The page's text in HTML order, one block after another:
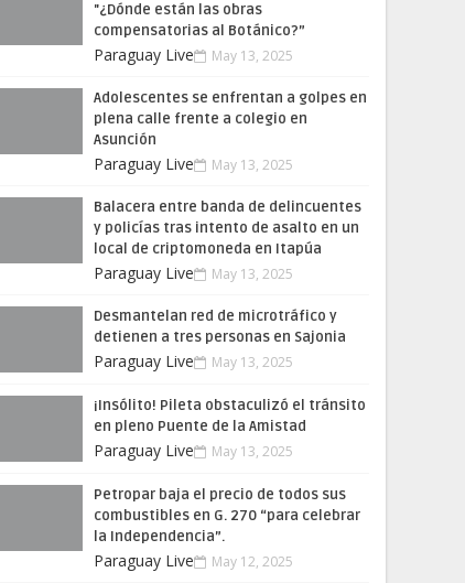
"¿Dónde están las obras
compensatorias al Botánico?”
Paraguay Live May 13, 2025
Adolescentes se enfrentan a golpes en
plena calle frente a colegio en
Asunción
Paraguay Live May 13, 2025
Balacera entre banda de delincuentes
y policías tras intento de asalto en un
local de criptomoneda en Itapúa
Paraguay Live May 13, 2025
Desmantelan red de microtráfico y
detienen a tres personas en Sajonia
Paraguay Live May 13, 2025
¡Insólito! Pileta obstaculizó el tránsito
en pleno Puente de la Amistad
Paraguay Live May 13, 2025
Petropar baja el precio de todos sus
combustibles en G. 270 “para celebrar
la Independencia”.
Paraguay Live May 12, 2025